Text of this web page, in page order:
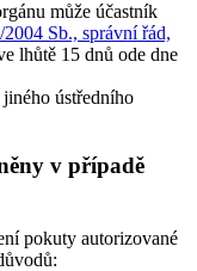
může účastník
Sb., správní řád,
lhůtě 15 dnů ode dne
ústředního
v případě
pokuty autorizované